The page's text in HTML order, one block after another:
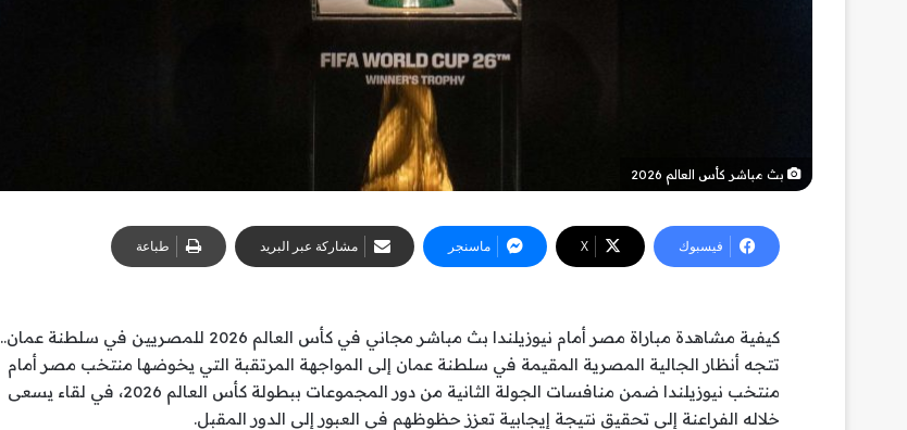
بث مباشر كأس العالم 2026
فيسبوك ‫X ماسنجر مشاركة عبر البريد طباعة
كيفية مشاهدة مباراة مصر أمام نيوزيلندا بث مباشر مجاني في كأس العالم 2026 للمصريين في سلطنة عمان..
تتجه أنظار الجالية المصرية المقيمة في سلطنة عمان إلى المواجهة المرتقبة التي يخوضها منتخب مصر أمام
منتخب نيوزيلندا ضمن منافسات الجولة الثانية من دور المجموعات ببطولة كأس العالم 2026، في لقاء يسعى
خلاله الفراعنة إلى تحقيق نتيجة إيجابية تعزز حظوظهم في العبور إلى الدور المقبل.